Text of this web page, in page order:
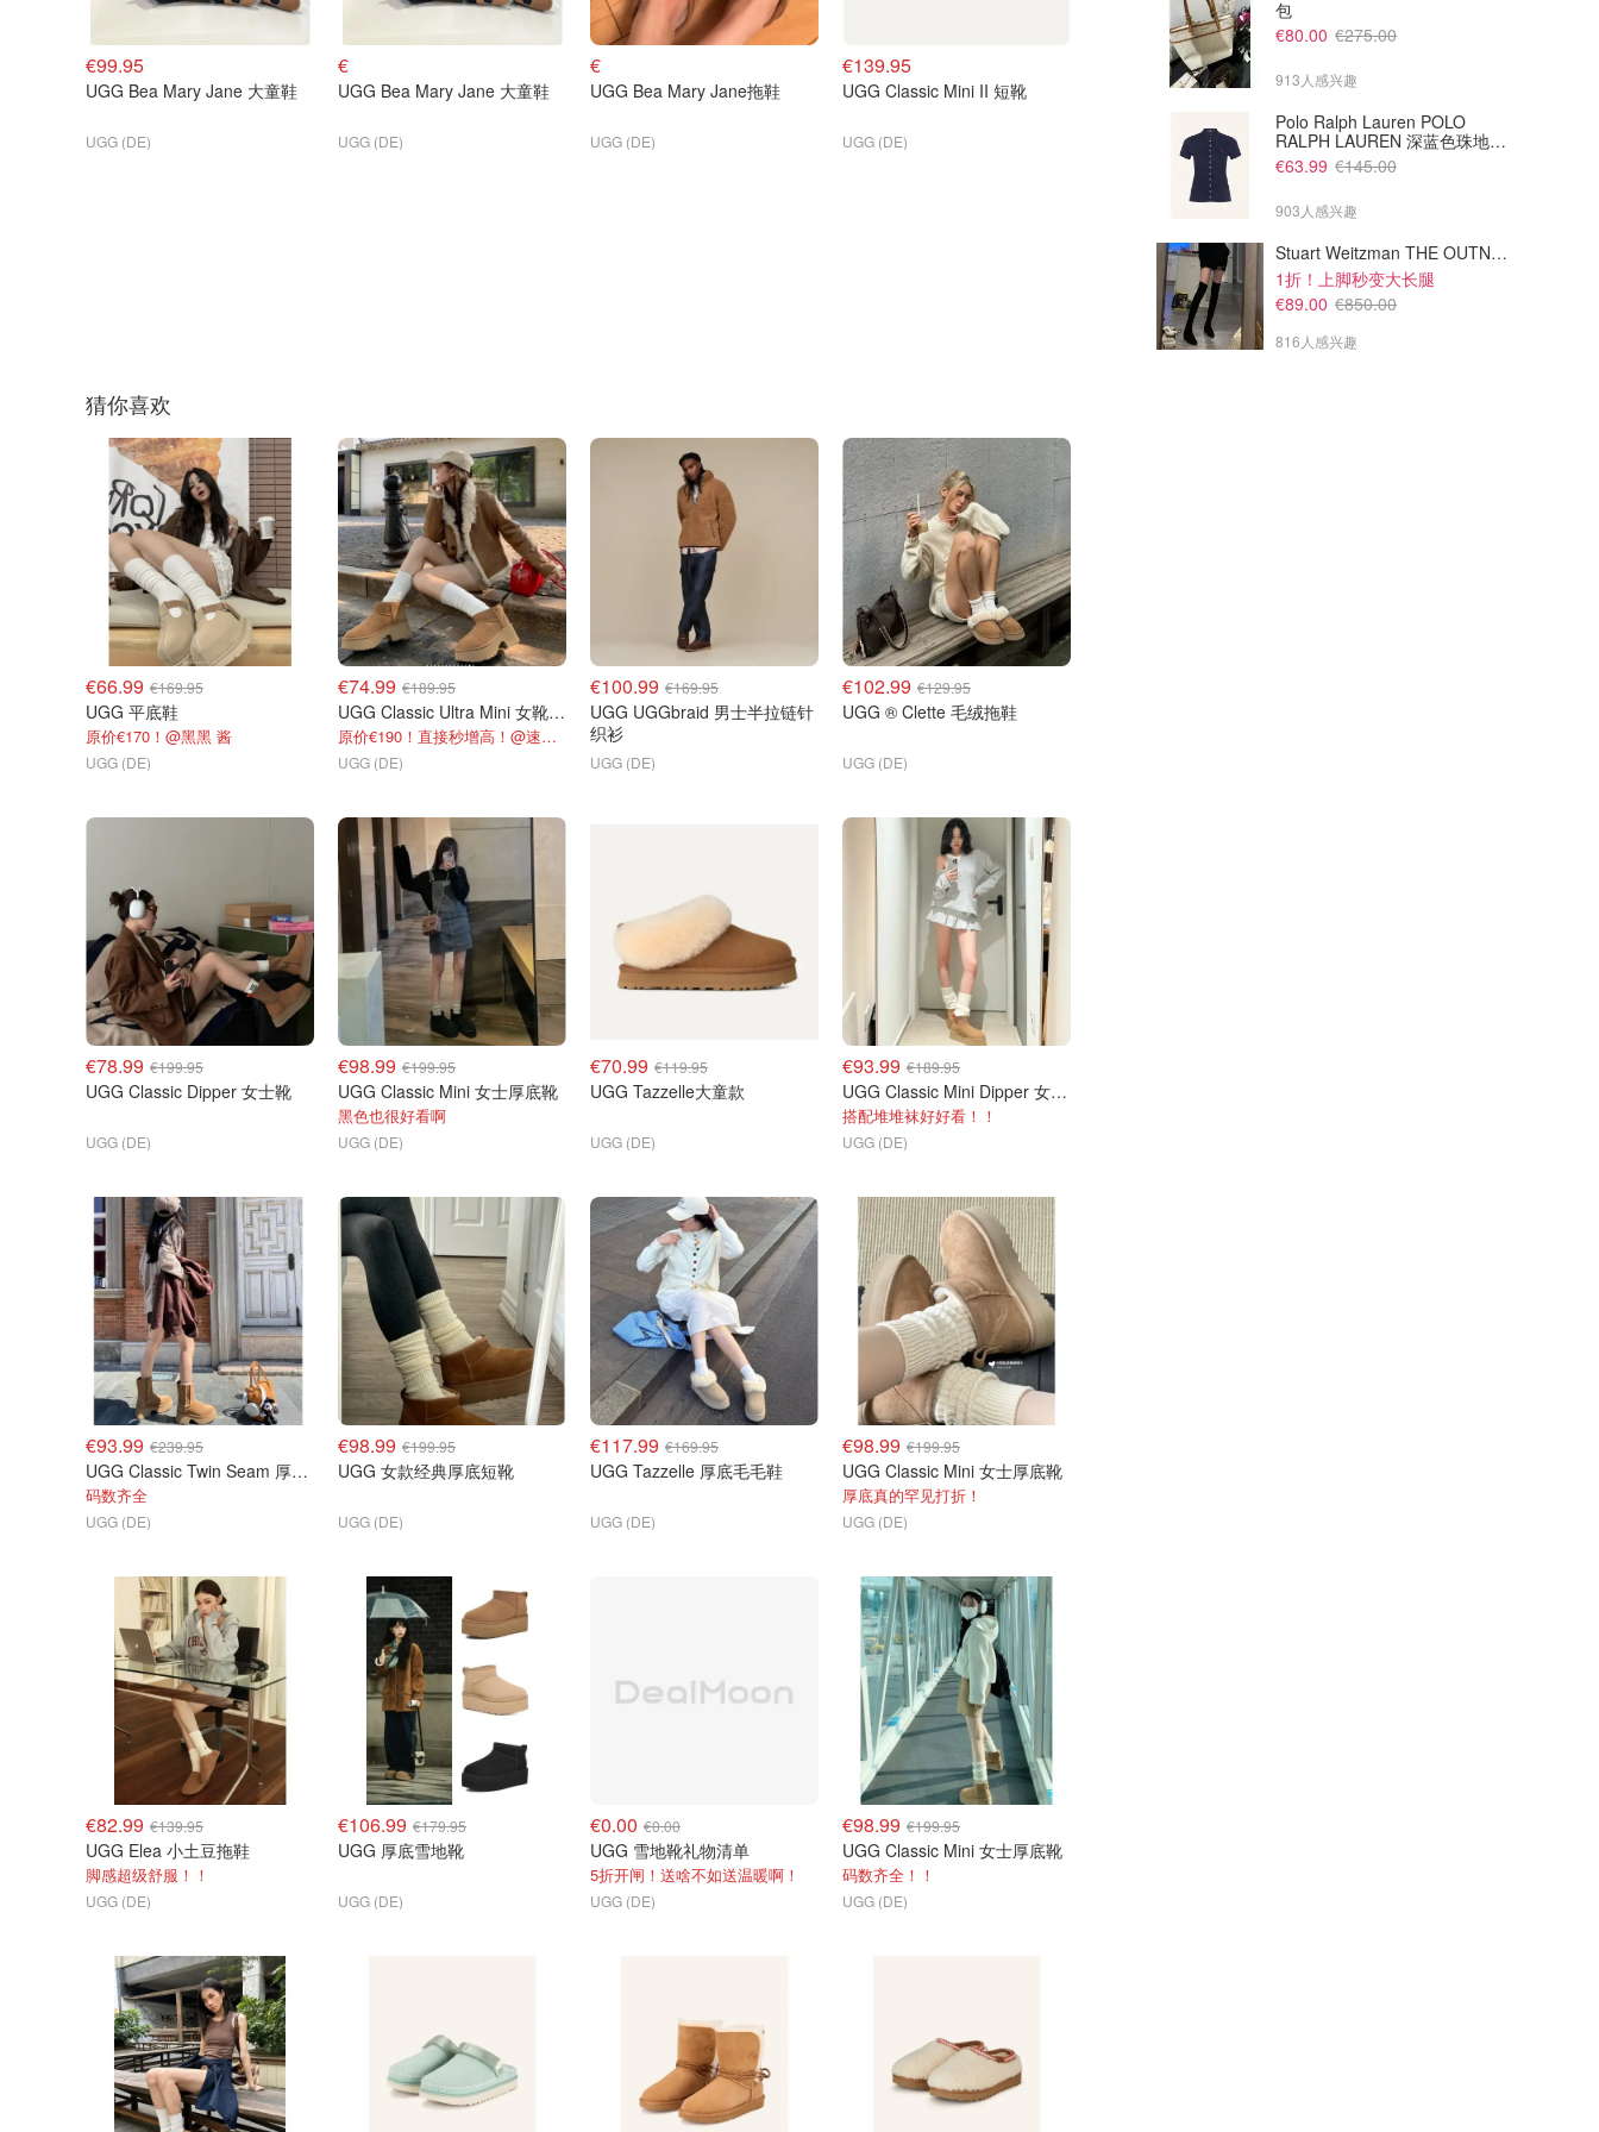
€99.95
UGG Bea Mary Jane 大童鞋
UGG (DE)
€
UGG Bea Mary Jane 大童鞋
UGG (DE)
€
UGG Bea Mary Jane拖鞋
UGG (DE)
€139.95
UGG Classic Mini II 短靴
UGG (DE)
UGG Classic Ultra Mini 短靴
UGG Classic Ultra Mini童鞋 弹
力短靴
UGG (DE)
猜你喜欢
€66.99 €169.95
UGG 平底鞋
原价€170！@黑黑 酱
UGG (DE)
€74.99 €189.95
UGG Classic Ultra Mini 女靴 新高度版
原价€190！直接秒增高！@速冻呆
UGG (DE)
€100.99 €169.95
UGG UGGbraid 男士半拉链针
织衫
UGG (DE)
€102.99 €129.95
UGG ® Clette 毛绒拖鞋
UGG (DE)
€78.99 €199.95
UGG Classic Dipper 女士靴
UGG (DE)
€98.99 €199.95
UGG Classic Mini 女士厚底靴
黑色也很好看啊
UGG (DE)
€70.99 €119.95
UGG Tazzelle大童款
UGG (DE)
€93.99 €189.95
UGG Classic Mini Dipper 女士短靴
搭配堆堆袜好好看！！
UGG (DE)
€93.99 €239.95
UGG Classic Twin Seam 厚底雪地靴
码数齐全
UGG (DE)
€98.99 €199.95
UGG 女款经典厚底短靴
UGG (DE)
€117.99 €169.95
UGG Tazzelle 厚底毛毛鞋
UGG (DE)
€98.99 €199.95
UGG Classic Mini 女士厚底靴
厚底真的罕见打折！
UGG (DE)
€82.99 €139.95
UGG Elea 小土豆拖鞋
脚感超级舒服！！
UGG (DE)
€106.99 €179.95
UGG 厚底雪地靴
UGG (DE)
€0.00 €0.00
UGG 雪地靴礼物清单
5折开闸！送啥不如送温暖啊！
UGG (DE)
€98.99 €199.95
UGG Classic Mini 女士厚底靴
码数齐全！！
UGG (DE)
包
€80.00 €275.00
913人感兴趣
Polo Ralph Lauren POLO
RALPH LAUREN 深蓝色珠地布
Polo衫
€63.99 €145.00
903人感兴趣
Stuart Weitzman THE OUTNET Jocey 弹力绒面过膝靴
1折！上脚秒变大长腿
€89.00 €850.00
816人感兴趣